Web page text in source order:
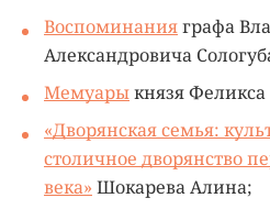
Воспоминанияграфа
Александровича
Мемуарыкнязя
«Дворянская семья:
столичное дворянство
века» Шокарева Алина;